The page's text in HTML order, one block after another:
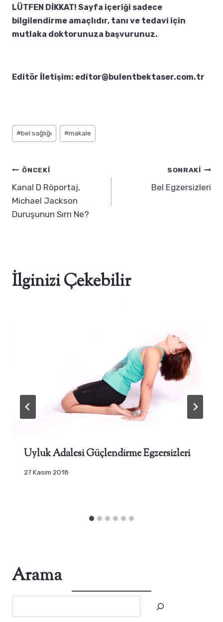
LÜTFEN DİKKAT! Sayfa içeriği sadece
bilgilendirme amaçlıdır, tanı ve tedavi için
mutlaka doktorunuza başvurunuz.
Editör İletişim: editor@bulentbektaser.com.tr
Post
Tags:
#bel sağlığı #makale
Yazı
gezinmesi
ÖNCEKI
Kanal D Röportaj,
Michael Jackson
Duruşunun Sırrı Ne?
SONRAKI
Bel Egzersizleri
İlginizi Çekebilir
Uyluk Adalesi Güçlendirme Egzersizleri
27 Kasım 2018
Arama